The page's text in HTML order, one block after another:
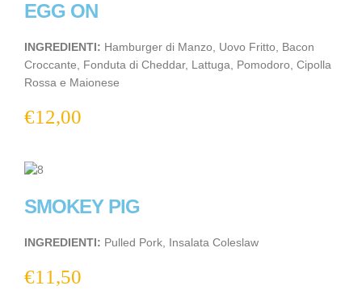
EGG ON
INGREDIENTI: Hamburger di Manzo, Uovo Fritto, Bacon
Croccante, Fonduta di Cheddar, Lattuga, Pomodoro, Cipolla
Rossa e Maionese
€12,00
SMOKEY PIG
INGREDIENTI: Pulled Pork, Insalata Coleslaw
€11,50